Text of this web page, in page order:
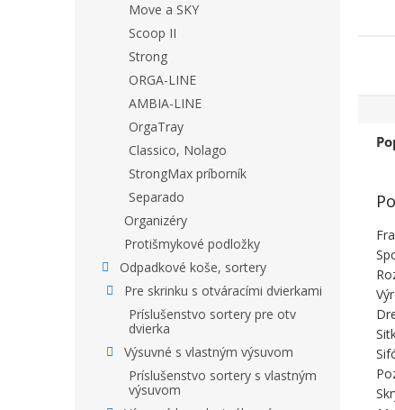
Move a SKY
Scoop II
Strong
ORGA-LINE
AMBIA-LINE
OrgaTray
Classico, Nolago
StrongMax príborník
Separado
Organizéry
Protišmykové podložky
Odpadkové koše, sortery
Pre skrinku s otváracími dvierkami
Príslušenstvo sortery pre otv
dvierka
Výsuvné s vlastným výsuvom
Príslušenstvo sortery s vlastným
výsuvom